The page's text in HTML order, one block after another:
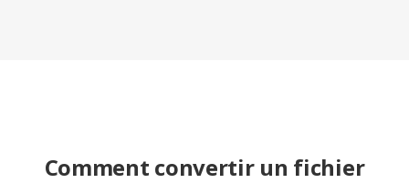
Comment convertir un fichier